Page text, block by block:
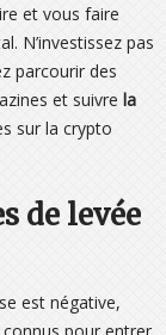
et vous faire
N’investissez pas
parcourir des
et suivre la
sur la crypto
de levée
est négative,